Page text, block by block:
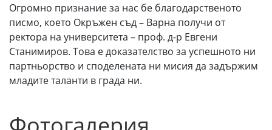
Огромно признание за нас бе благодарственото
писмо, което Окръжен съд – Варна получи от
ректора на университета – проф. д-р Евгени
Станимиров. Това е доказателство за успешното ни
партньорство и споделената ни мисия да задържим
младите таланти в града ни.